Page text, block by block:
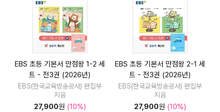
EBS 초등 기본서 만점왕 1-2 세
트 - 전3권 (2026년)
EBS(한국교육방송공사) 편집부
지음
27,900원 (10%)
EBS 초등 기본서 만점왕 2-1 세
트 - 전3권 (2026년)
EBS(한국교육방송공사) 편집부
지음
27,900원 (10%)